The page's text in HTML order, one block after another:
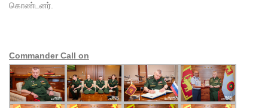
கொண்டனர்.
Commander Call on